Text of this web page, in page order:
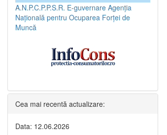
A.N.P.C.P.P.S.R. E-guvernare Agenția
Națională pentru Ocuparea Forței de
Muncă
Cea mai recentă actualizare:
Data: 12.06.2026